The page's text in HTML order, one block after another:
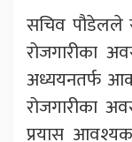
सचिव पौडेलले
रोजगारीका
अध्ययनतर्फ
रोजगारीका
प्रयास